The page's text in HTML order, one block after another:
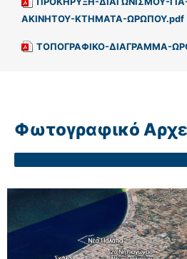
ΑΚΙΝΗΤΟΥ-ΚΤΗΜΑΤΑ-ΩΡΩΠΟΥ.pdf
ΤΟΠΟΓΡΑΦΙΚΟ-ΔΙΑΓΡΑΜΜΑ-
Φωτογραφικό